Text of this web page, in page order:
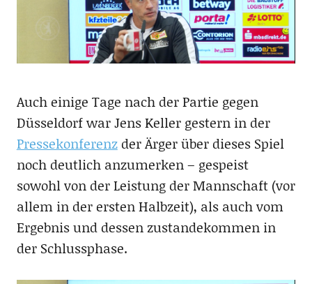
Auch einige Tage nach der Partie gegen
Düsseldorf war Jens Keller gestern in der
Pressekonferenzder Ärger über dieses Spiel
noch deutlich anzumerken – gespeist
sowohl von der Leistung der Mannschaft (vor
allem in der ersten Halbzeit), als auch vom
Ergebnis und dessen zustandekommen in
der Schlussphase.